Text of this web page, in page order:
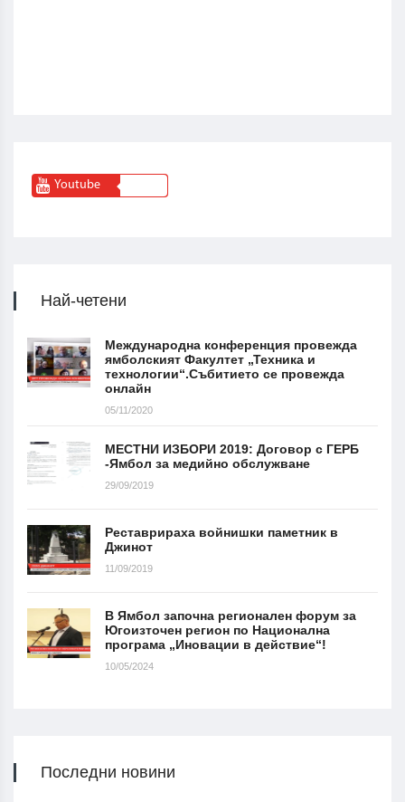
Youtube
Най-четени
Международна конференция провежда
ямболският Факултет „Техника и
технологии“.Събитието се провежда
онлайн
05/11/2020
МЕСТНИ ИЗБОРИ 2019: Договор с ГЕРБ
-Ямбол за медийно обслужване
29/09/2019
Реставрираха войнишки паметник в
Джинот
11/09/2019
В Ямбол започна регионален форум за
Югоизточен регион по Национална
програма „Иновации в действие“!
10/05/2024
Последни новини